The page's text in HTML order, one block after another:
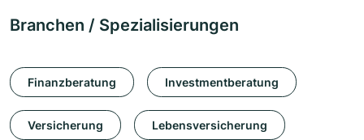
Branchen / Spezialisierungen
Finanzberatung Investmentberatung
Versicherung Lebensversicherung